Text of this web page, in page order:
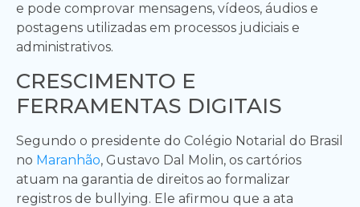
e pode comprovar mensagens, vídeos, áudios e
postagens utilizadas em processos judiciais e
administrativos.
CRESCIMENTO E
FERRAMENTAS DIGITAIS
Segundo o presidente do Colégio Notarial do Brasil
no Maranhão, Gustavo Dal Molin, os cartórios
atuam na garantia de direitos ao formalizar
registros de bullying. Ele afirmou que a ata